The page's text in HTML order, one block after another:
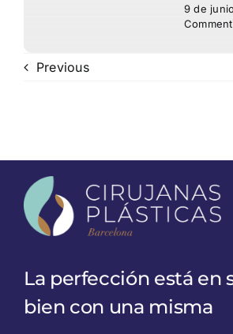
9 de
Previous
La perfección está en
bien con una misma